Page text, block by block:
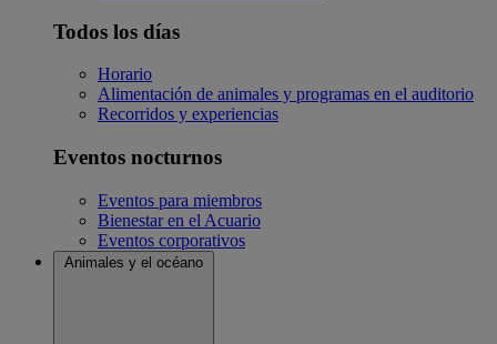
Todos los días
Horario
Alimentación de animales y programas en el auditorio
Recorridos y experiencias
Eventos nocturnos
Eventos para miembros
Bienestar en el Acuario
Eventos corporativos
Animales y el océano